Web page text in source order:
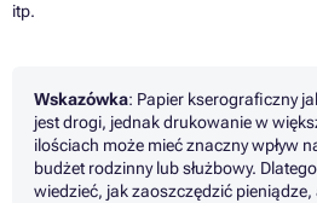
itp.
Wskazówka: Papier kserograficzny
jest drogi, jednak drukowanie w
ilościach może mieć znaczny wpływ
budżet rodzinny lub służbowy.
wiedzieć, jak zaoszczędzić pieniądze,